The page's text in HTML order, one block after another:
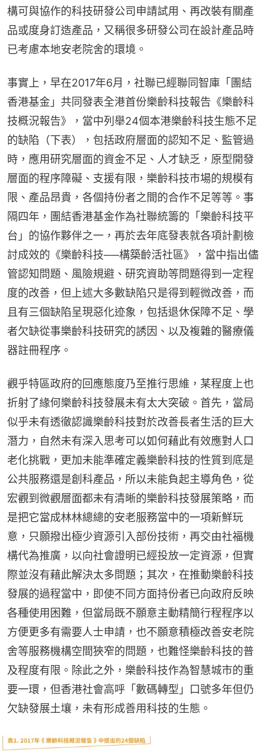
構可與協作的科技研發公司申請試用、再改裝有關產
品或度身訂造產品，又稱很多研發公司在設計產品時
已考慮本地安老院舍的環境。
事實上，早在2017年6月，社聯已經聯同智庫「團結
香港基金」共同發表全港首份樂齡科技報告《樂齡科
技概況報告》，當中列舉24個本港樂齡科技生態不足
的缺陷（下表），包括政府層面的認知不足、監管過
時，應用研究層面的資金不足、人才缺乏，原型開發
層面的程序障礙、支援有限，樂齡科技市場的規模有
限、產品昂貴，各個持份者之間的合作不足等等。事
隔四年，團結香港基金作為社聯統籌的「樂齡科技平
台」的協作夥伴之一，再於去年底發表就各項計劃檢
討成效的《樂齡科技──構築齡活社區》，當中指出儘
管認知問題、風險規避、研究資助等問題得到一定程
度的改善，但上述大多數缺陷只是得到輕微改善，而
且有三個缺陷呈現惡化迹象，包括退休保障不足、學
者欠缺從事樂齡科技研究的誘因、以及複雜的醫療儀
器註冊程序。
觀乎特區政府的回應態度乃至推行思維，某程度上也
折射了緣何樂齡科技發展未有太大突破。首先，當局
似乎未有透徹認識樂齡科技對於改善長者生活的巨大
潛力，自然未有深入思考可以如何藉此有效應對人口
老化挑戰，更加未能準確定義樂齡科技的性質到底是
公共服務還是創科產品，所以未能負起主導角色，從
宏觀到微觀層面都未有清晰的樂齡科技發展策略，而
是把它當成林林總總的安老服務當中的一項新鮮玩
意，只願撥出極少資源引入部份技術，再交由社福機
構代為推廣，以向社會證明已經投放一定資源，但實
際並沒有藉此解決太多問題；其次，在推動樂齡科技
發展的過程當中，即使不同方面持份者已向政府反映
各種使用困難，但當局既不願意主動精簡行程程序以
方便更多有需要人士申請，也不願意積極改善安老院
舍等服務機構空間狹窄的問題，也難怪樂齡科技的普
及程度有限。除此之外，樂齡科技作為智慧城市的重
要一環，但香港社會高呼「數碼轉型」口號多年但仍
欠缺發展土壤，未有形成善用科技的生態。